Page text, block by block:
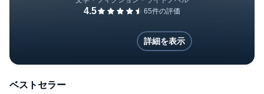
現実でラブコメできないとだ
詳細を表示
ベストセラー